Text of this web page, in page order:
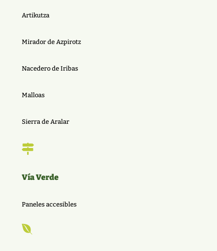
Artikutza
Mirador de Azpirotz
Nacedero de Iribas
Malloas
Sierra de Aralar

Vía Verde
Paneles accesibles
